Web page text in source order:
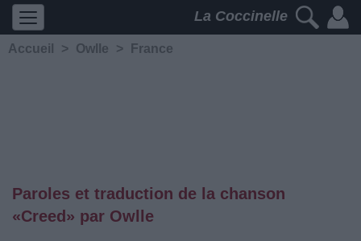
La Coccinelle
Accueil > Owlle > France
Paroles et traduction de la chanson
«Creed» par Owlle